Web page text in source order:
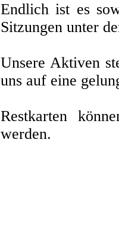
Endlich ist es
Sitzungen unter
Unsere Aktiven
uns auf eine
Restkarten
werden.